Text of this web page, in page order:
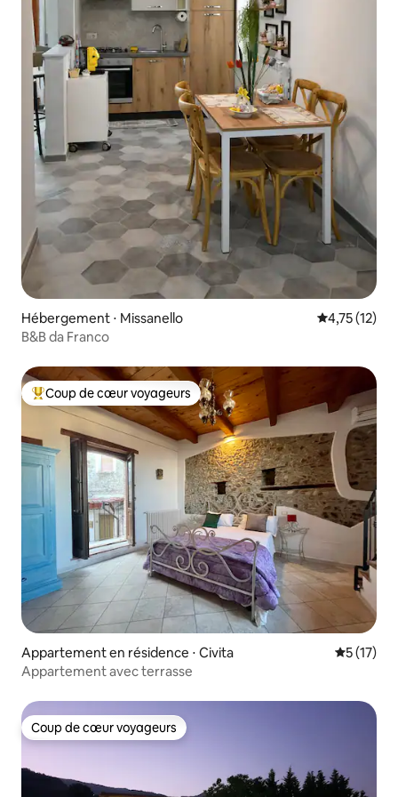
Hébergement ⋅ Missanello Évaluation
4,75 (12)
B&B da Franco
Coups de cœur voyageurs les plus appréciés
Coup de cœur voyageurs
Appartement en résidence ⋅ Civita
5 (17)
Appartement avec terrasse
Coup de cœur voyageurs
Coup de cœur voyageurs